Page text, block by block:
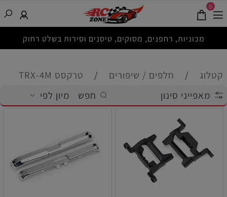
מכוניות, רחפנים, מסוקים, טיסנים וסירות בשלט רחוק
0
קטלוג / חלפים / שיפורים /
טרקסס TRX-4M
מאפייני סינון
חפש מיון לפי